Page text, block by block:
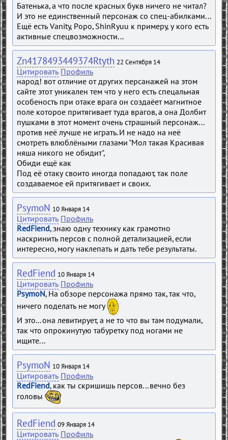
Батенька, а что после красных букв ничего не читал?
И это не единственный персонаж со спец-абилками...
Ещё есть Vanity, Popo, ShinRyuu к примеру, у кого есть
активные спецвозможности...
Zn4178493449374Rtyth 22 Сентября 14
Цитировать Профиль
народ! вот отличие от других персанажей на этом
сайте этот уникален тем что у него есть спецальная
особеность при отаке врага он создаёет магнитное
поле которое притягивает туда врагов, а она Долбит
пушками в этот момент очень страшный персонаж...
против неё лучше не играть. И не надо на неё
смотреть влюблёными глазами "Мол такая Красивая
няша никого не обидит",
Обиди ещё как
Под её отаку своито иногда попадают, так поле
создаваемое ей притягивает и своих.
PsymoN 10 Января 14
Цитировать Профиль
RedFiend, знаю одну технику как грамотно
наскринить персов с полной детализацией, если
интересно, могу наклепать и дать тебе результаты.
RedFiend 10 Января 14
Цитировать Профиль
PsymoN, На обзоре персонажа прямо так, так что,
ничего поделать не могу
И это... она левитирует, а не то что вы там подумали,
так что опрокинутую табуретку под ногами не
ищите...
PsymoN 10 Января 14
Цитировать Профиль
RedFiend, как ты скришишь персов... вечно без
головы
RedFiend 09 Января 14
Цитировать Профиль